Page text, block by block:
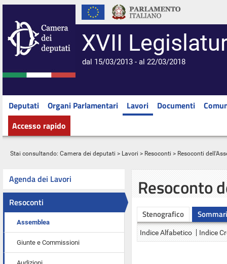
XVII
dal 15/03/2013 - al 22/03/2018
Deputati Organi Parlamentari Lavori Documenti
Accesso rapido
Stai consultando: Camera dei deputati > Lavori > Resoconti > Resoconti
Agenda dei Lavori
Resoconti
Assemblea
Giunte e Commissioni
Resoconto
Stenografico
Indice Alfabetico Indice